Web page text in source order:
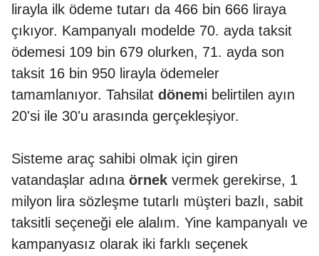
lirayla ilk ödeme tutarı da 466 bin 666 liraya
çıkıyor. Kampanyalı modelde 70. ayda taksit
ödemesi 109 bin 679 olurken, 71. ayda son
taksit 16 bin 950 lirayla ödemeler
tamamlanıyor. Tahsilat dönemi belirtilen ayın
20'si ile 30'u arasında gerçekleşiyor.
Sisteme araç sahibi olmak için giren
vatandaşlar adına örnek vermek gerekirse, 1
milyon lira sözleşme tutarlı müşteri bazlı, sabit
taksitli seçeneği ele alalım. Yine kampanyalı ve
kampanyasız olarak iki farklı seçenek